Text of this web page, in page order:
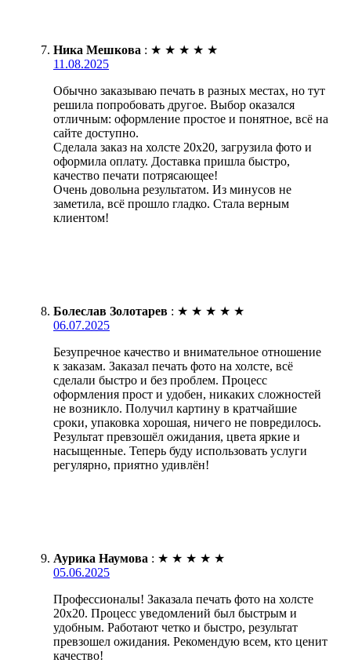
Ника Мешкова : ★ ★ ★ ★ ★
11.08.2025
Обычно заказываю печать в разных местах, но тут
решила попробовать другое. Выбор оказался
отличным: оформление простое и понятное, всё на
сайте доступно.
Сделала заказ на холсте 20х20, загрузила фото и
оформила оплату. Доставка пришла быстро,
качество печати потрясающее!
Очень довольна результатом. Из минусов не
заметила, всё прошло гладко. Стала верным
клиентом!
Болеслав Золотарев : ★ ★ ★ ★ ★
06.07.2025
Безупречное качество и внимательное отношение
к заказам. Заказал печать фото на холсте, всё
сделали быстро и без проблем. Процесс
оформления прост и удобен, никаких сложностей
не возникло. Получил картину в кратчайшие
сроки, упаковка хорошая, ничего не повредилось.
Результат превзошёл ожидания, цвета яркие и
насыщенные. Теперь буду использовать услуги
регулярно, приятно удивлён!
Аурика Наумова : ★ ★ ★ ★ ★
05.06.2025
Профессионалы! Заказала печать фото на холсте
20х20. Процесс уведомлений был быстрым и
удобным. Работают четко и быстро, результат
превзошел ожидания. Рекомендую всем, кто ценит
качество!